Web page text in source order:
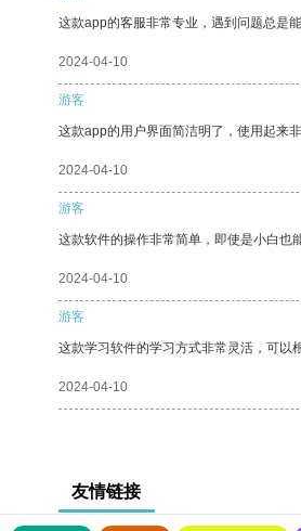
这款app的客服非常专业，遇到问题总是
2024-04-10
游客
这款app的用户界面简洁明了，使用起来
2024-04-10
游客
这款软件的操作非常简单，即使是小白也
2024-04-10
游客
这款学习软件的学习方式非常灵活，可以
2024-04-10
友情链接